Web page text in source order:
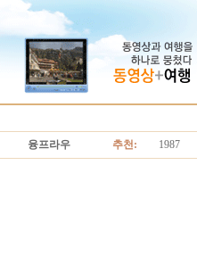
융프라우 추천: 1987